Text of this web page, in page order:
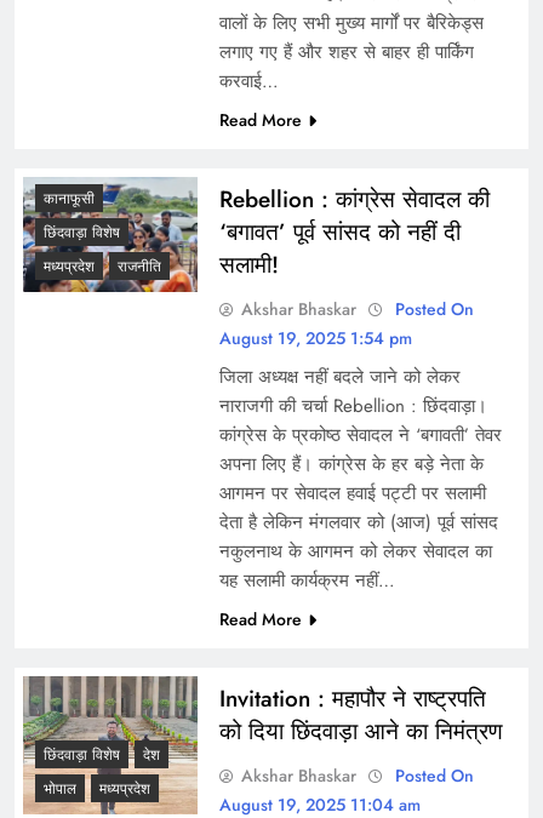
वालों के लिए सभी मुख्य मार्गों पर बैरिकेड्स
लगाए गए हैं और शहर से बाहर ही पार्किंग
करवाई…
Read More
कानाफूसी
छिंदवाड़ा विशेष
मध्यप्रदेश
राजनीति
Rebellion : कांग्रेस सेवादल की
‘बगावत’ पूर्व सांसद को नहीं दी
सलामी!
Akshar Bhaskar
Posted On
August 19, 2025 1:54 pm
जिला अध्यक्ष नहीं बदले जाने को लेकर
नाराजगी की चर्चा Rebellion : छिंदवाड़ा।
कांग्रेस के प्रकोष्ठ सेवादल ने ‘बगावती’ तेवर
अपना लिए हैं। कांग्रेस के हर बड़े नेता के
आगमन पर सेवादल हवाई पट्टी पर सलामी
देता है लेकिन मंगलवार को (आज) पूर्व सांसद
नकुलनाथ के आगमन को लेकर सेवादल का
यह सलामी कार्यक्रम नहीं…
Read More
छिंदवाड़ा विशेष
देश
भोपाल
मध्यप्रदेश
Invitation : महापौर ने राष्ट्रपति
को दिया छिंदवाड़ा आने का निमंत्रण
Akshar Bhaskar
Posted On
August 19, 2025 11:04 am